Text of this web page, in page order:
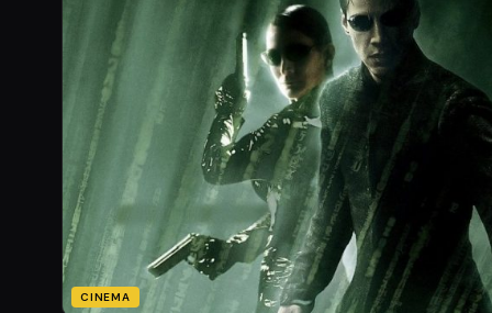
CINEMA